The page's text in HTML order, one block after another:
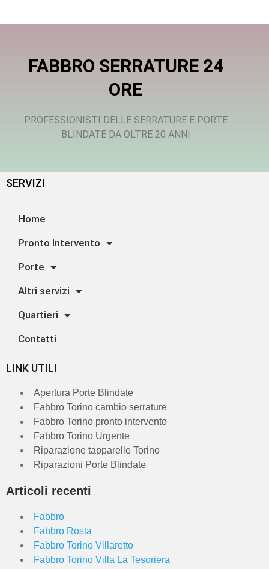
FABBRO SERRATURE 24
ORE
PROFESSIONISTI DELLE SERRATURE E PORTE
BLINDATE DA OLTRE 20 ANNI
SERVIZI
Home
Pronto Intervento
Porte
Altri servizi
Quartieri
Contatti
LINK UTILI
Apertura Porte Blindate
Fabbro Torino cambio serrature
Fabbro Torino pronto intervento
Fabbro Torino Urgente
Riparazione tapparelle Torino
Riparazioni Porte Blindate
Articoli recenti
Fabbro
Fabbro Rosta
Fabbro Torino Villaretto
Fabbro Torino Villa La Tesoriera